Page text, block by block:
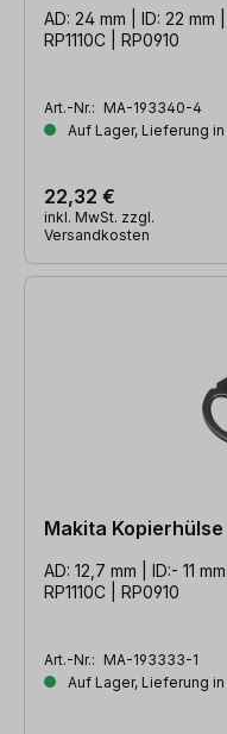
AD: 24 mm | ID: 22 mm
RP1110C | RP0910
Art.-Nr.: MA-193340-4
Auf Lager, Lieferung
22,32 €
inkl. MwSt. zzgl.
Versandkosten
Makita Kopierhülse
AD: 12,7 mm | ID:- 11
RP1110C | RP0910
Art.-Nr.: MA-193333-1
Auf Lager, Lieferung